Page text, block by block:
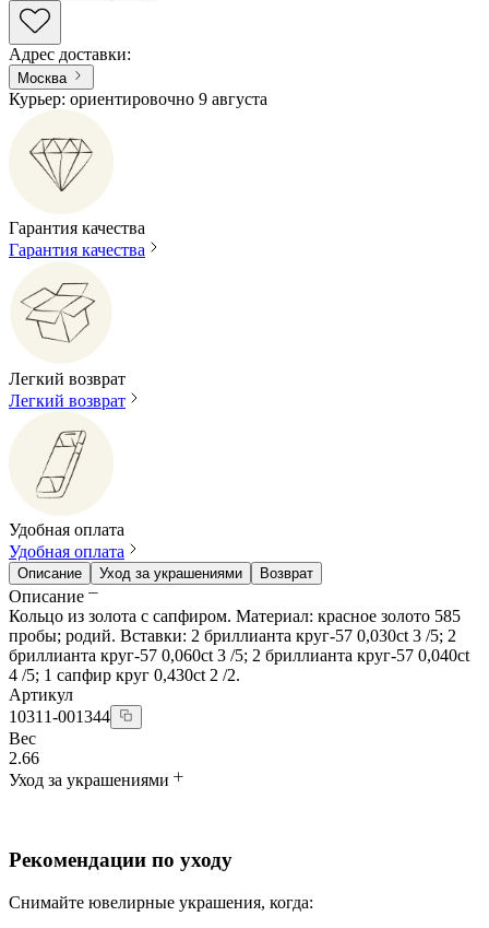
Адрес доставки:
Москва
Курьер: ориентировочно 9 августа
Гарантия качества
Гарантия качества
Легкий возврат
Легкий возврат
Удобная оплата
Удобная оплата
Описание Уход за украшениями Возврат
Описание
Кольцо из золота с сапфиром. Материал: красное золото 585
пробы; родий. Вставки: 2 бриллианта круг-57 0,030ct 3 /5; 2
бриллианта круг-57 0,060ct 3 /5; 2 бриллианта круг-57 0,040ct
4 /5; 1 сапфир круг 0,430ct 2 /2.
Артикул
10311-001344
Вес
2.66
Уход за украшениями
Рекомендации по уходу
Снимайте ювелирные украшения, когда: